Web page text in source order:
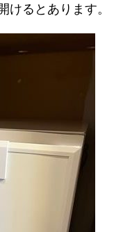
けるとあります。